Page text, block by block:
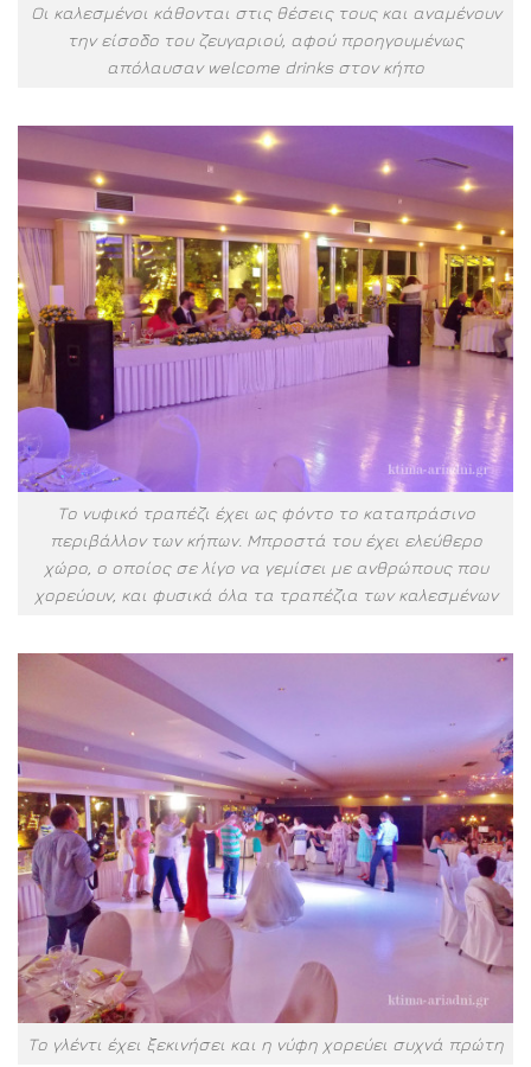
Οι καλεσμένοι κάθονται στις θέσεις τους και αναμένουν
την είσοδο του ζευγαριού, αφού προηγουμένως
απόλαυσαν welcome drinks στον κήπο
Το νυφικό τραπέζι έχει ως φόντο το καταπράσινο
περιβάλλον των κήπων. Μπροστά του έχει ελεύθερο
χώρο, ο οποίος σε λίγο να γεμίσει με ανθρώπους που
χορεύουν, και φυσικά όλα τα τραπέζια των καλεσμένων
Το γλέντι έχει ξεκινήσει και η νύφη χορεύει συχνά πρώτη